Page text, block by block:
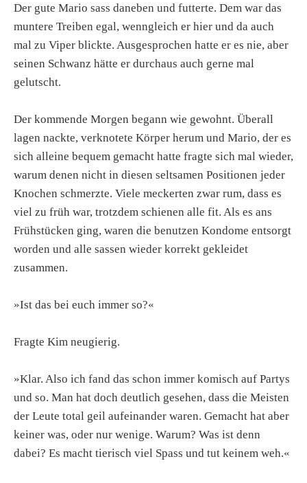
Der gute Mario sass daneben und futterte. Dem war das
muntere Treiben egal, wenngleich er hier und da auch
mal zu Viper blickte. Ausgesprochen hatte er es nie, aber
seinen Schwanz hätte er durchaus auch gerne mal
gelutscht.
Der kommende Morgen begann wie gewohnt. Überall
lagen nackte, verknotete Körper herum und Mario, der es
sich alleine bequem gemacht hatte fragte sich mal wieder,
warum denen nicht in diesen seltsamen Positionen jeder
Knochen schmerzte. Viele meckerten zwar rum, dass es
viel zu früh war, trotzdem schienen alle fit. Als es ans
Frühstücken ging, waren die benutzen Kondome entsorgt
worden und alle sassen wieder korrekt gekleidet
zusammen.
»Ist das bei euch immer so?«
Fragte Kim neugierig.
»Klar. Also ich fand das schon immer komisch auf Partys
und so. Man hat doch deutlich gesehen, dass die Meisten
der Leute total geil aufeinander waren. Gemacht hat aber
keiner was, oder nur wenige. Warum? Was ist denn
dabei? Es macht tierisch viel Spass und tut keinem weh.«